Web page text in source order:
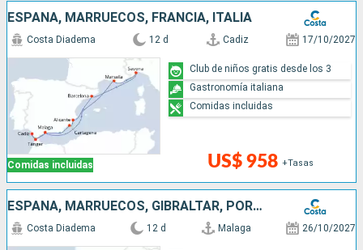
ESPAÑA, MARRUECOS, FRANCIA, ITALIA
Comidas incluidas
Costa Diadema 12 d Cadiz 17/10/2027
US$ 958 +Tasas
Club de niños gratis desde los 3
Gastronomía italiana
Comidas incluidas
ESPAÑA, MARRUECOS, GIBRALTAR, PORTUGAL, FRANCIA, ITALIA
Costa Diadema 12 d Malaga 26/10/2027